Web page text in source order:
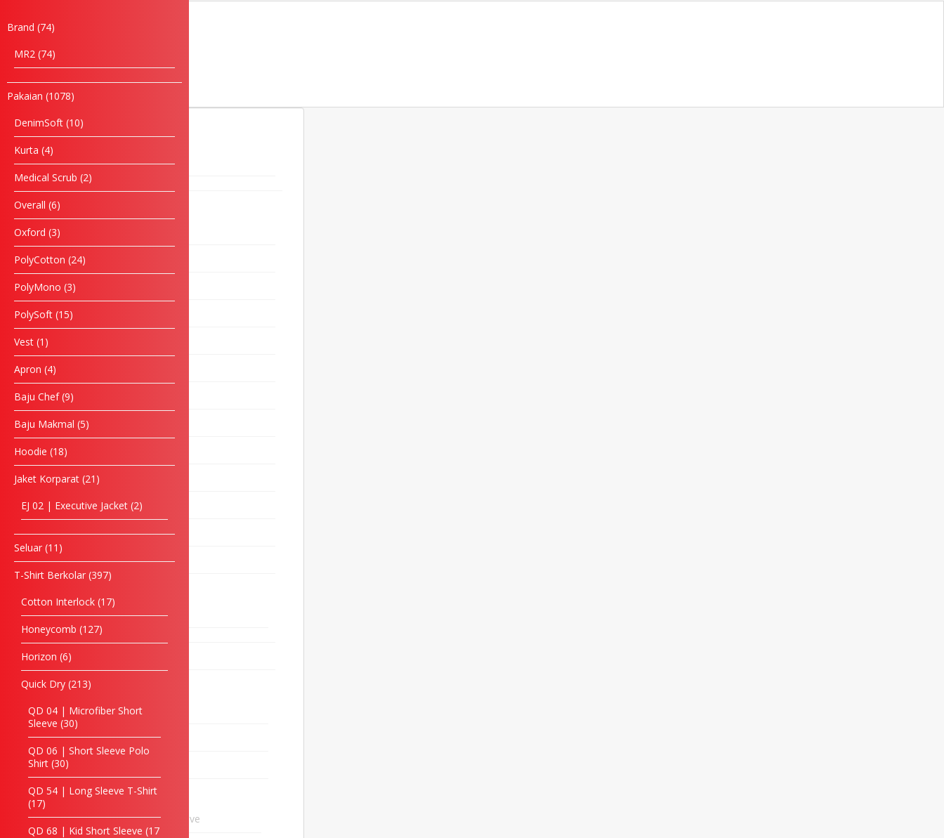
Brand 74
MR2 74
Pakaian 1078
DenimSoft 10
Kurta 4
Medical Scrub 2
Overall 6
Oxford 3
PolyCotton 24
PolyMono 3
PolySoft 15
Vest 1
Apron 4
Baju Chef 9
Baju Makmal 5
Hoodie 18
Jaket Korparat 21
EJ 02 | Executive Jacket 2
Seluar 11
T-Shirt Berkolar 397
Cotton Interlock 17
Honeycomb 127
Horizon 6
Quick Dry 213
QD 04 | Microfiber Short
Sleeve 30
QD 06 | Short Sleeve Polo
Shirt 30
QD 54 | Long Sleeve T-Shirt
17
QD 68 | Kid Short Sleeve 17
Brand 74
MR2 74
Pakaian
DenimSoft
Kurta 4
Medical Scrub
Overall
Oxford
PolyCotton
PolyMono
PolySoft 15
Vest 1
Apron 4
Baju Chef 9
Baju Makmal 5
Hoodie 18
EJ 02 | Executive Jacket 2
Seluar
T-Shirt Berkolar
Cotton Interlock 17
Honeycomb 127
Horizon
Quick Dry 213
QD 04 | Microfiber Short Sleeve